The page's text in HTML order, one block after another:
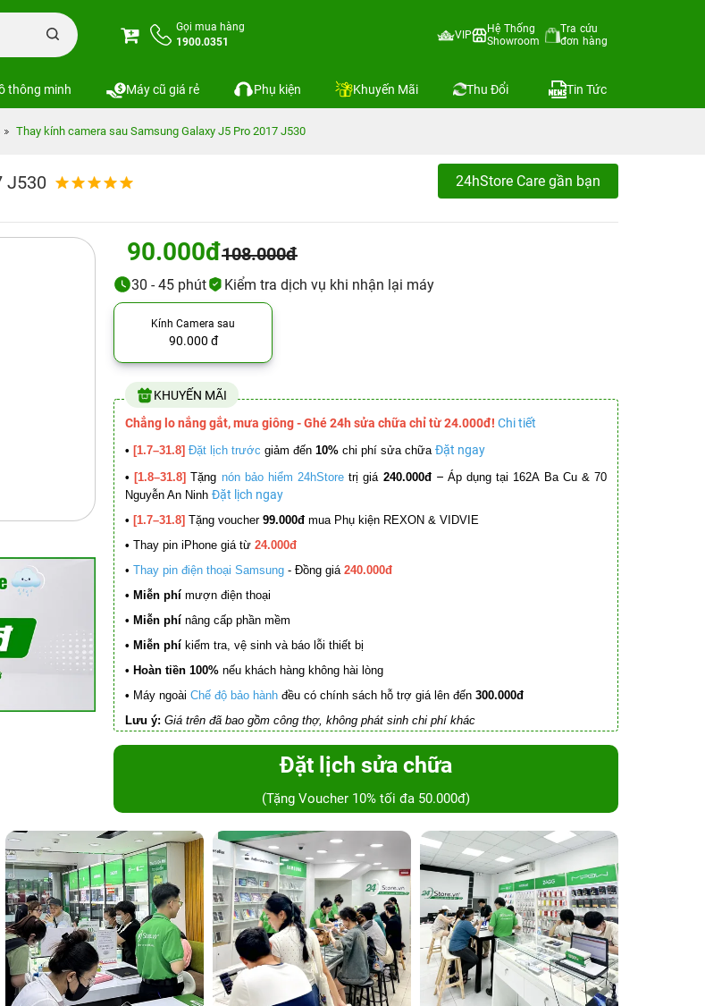
Gọi mua hàng
1900.0351
VIP
Hệ Thống
Showroom
Tra cứu
đơn hàng
thông minh Máy cũ giá rẻ Phụ kiện Khuyến Mãi Thu Đổi Tin Tức
Thay kính camera sau Samsung Galaxy J5 Pro 2017 J530
J530 24hStore Care gần bạn
90.000đ108.000đ
30 - 45 phút Kiểm tra dịch vụ khi nhận lại máy
Kính Camera sau
90.000 đ
KHUYẾN MÃI
Chẳng lo nắng gắt, mưa giông - Ghé 24h sửa chữa chỉ từ 24.000đ! Chi tiết
• [1.7–31.8] Đặt lịch trước giảm đến 10% chi phí sửa chữa Đặt ngay
• [1.8–31.8] Tặng nón bảo hiểm 24hStore trị giá 240.000đ – Áp dụng tại 162A Ba Cu & 70
Nguyễn An Ninh Đặt lịch ngay
• [1.7–31.8] Tặng voucher 99.000đ mua Phụ kiện REXON & VIDVIE
• Thay pin iPhone giá từ 24.000đ
• Thay pin điện thoại Samsung - Đồng giá 240.000đ
• Miễn phí mượn điện thoại
• Miễn phí nâng cấp phần mềm
• Miễn phí kiểm tra, vệ sinh và báo lỗi thiết bị
• Hoàn tiền 100% nếu khách hàng không hài lòng
• Máy ngoài Chế độ bảo hành đều có chính sách hỗ trợ giá lên đến 300.000đ
Lưu ý: Giá trên đã bao gồm công thợ, không phát sinh chi phí khác
Đặt lịch sửa chữa
(Tặng Voucher 10% tối đa 50.000đ)